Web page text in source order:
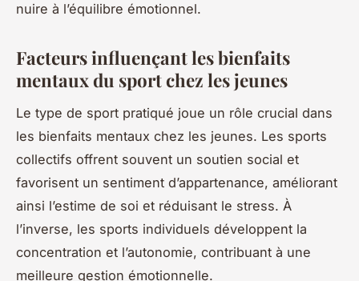
nuire à l’équilibre émotionnel.
Facteurs influençant les bienfaits
mentaux du sport chez les jeunes
Le type de sport pratiqué joue un rôle crucial dans
les bienfaits mentaux chez les jeunes. Les sports
collectifs offrent souvent un soutien social et
favorisent un sentiment d’appartenance, améliorant
ainsi l’estime de soi et réduisant le stress. À
l’inverse, les sports individuels développent la
concentration et l’autonomie, contribuant à une
meilleure gestion émotionnelle.